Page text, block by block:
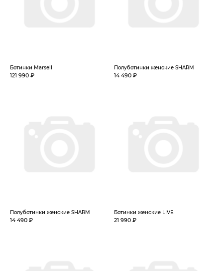
Ботинки Marsell
121 990 ₽
Полуботинки женские SHARM
14 490 ₽
Полуботинки женские SHARM
14 490 ₽
Ботинки женские LIVE
21 990 ₽